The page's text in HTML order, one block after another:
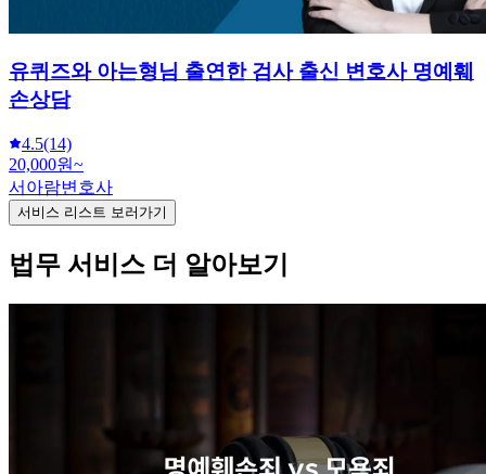
유퀴즈와 아는형님 출연한 검사 출신 변호사 명예훼
손상담
4.5(14)
20,000원~
서아람변호사
서비스 리스트 보러가기
법무 서비스 더 알아보기